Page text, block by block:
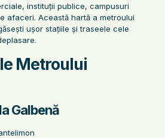
instituții publice, campusuri
afaceri. Această hartă a metroului
ușor stațiile și traseele cele
Metroului
Galbenă